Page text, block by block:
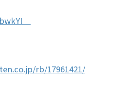
rb/17961421/